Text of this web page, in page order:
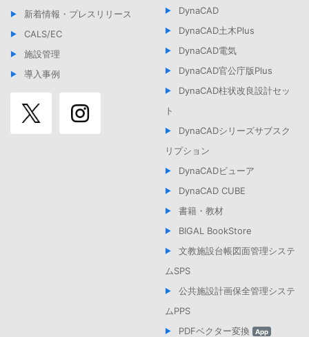
新着情報・プレスリリース
CALS/EC
施設管理
導入事例
DynaCAD
DynaCAD土木Plus
DynaCAD電気
DynaCAD官公庁版Plus
DynaCAD柱状改良設計セッ
ト
DynaCADシリーズサブスク
リプション
DynaCADビューア
DynaCAD CUBE
書籍・教材
BIGAL BookStore
文教施設台帳図面管理システ
ムSPS
公共施設計画保全管理システ
ムPPS
PDFベクター変換
App